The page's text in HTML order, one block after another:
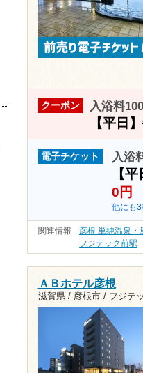
クーポン 入浴料
【平日】
電子チケット 入浴
【
0円
他にも
関連情報 彦根 単純温泉・
フジテック前駅
ＡＢホテル彦根
滋賀県 / 彦根市 / フジテ